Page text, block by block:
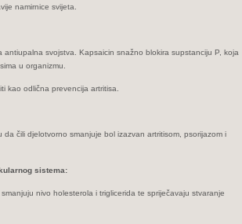
namirnice svijeta.
antiupalna svojstva. Kapsaicin snažno blokira supstanciju P, koja
u organizmu.
kao odlična prevencija artritisa.
da čili djelotvorno smanjuje bol izazvan artritisom, psorijazom i
sistema:
nivo holesterola i triglicerida te spriječavaju stvaranje